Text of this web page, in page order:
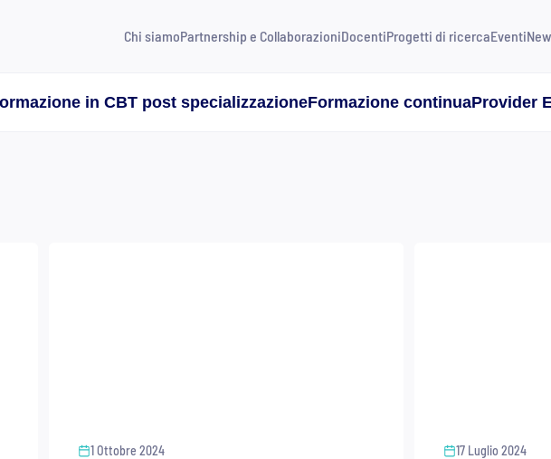
Chi siamoPartnership e CollaborazioniDocentiProgetti di ricercaEventi
in CBT post specializzazioneFormazione continuaProvider
1 Ottobre 2024 17 Luglio 2024